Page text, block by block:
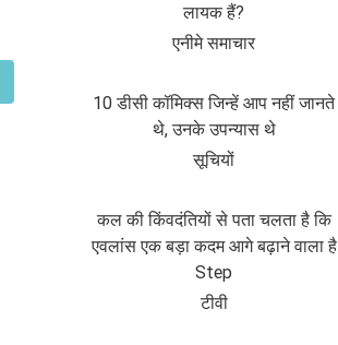
लायक हैं?
एनीमे समाचार
10 डीसी कॉमिक्स जिन्हें आप नहीं जानते
थे, उनके उपन्यास थे
सूचियों
कल की किंवदंतियों से पता चलता है कि
एवलांस एक बड़ा कदम आगे बढ़ाने वाला है
Step
टीवी